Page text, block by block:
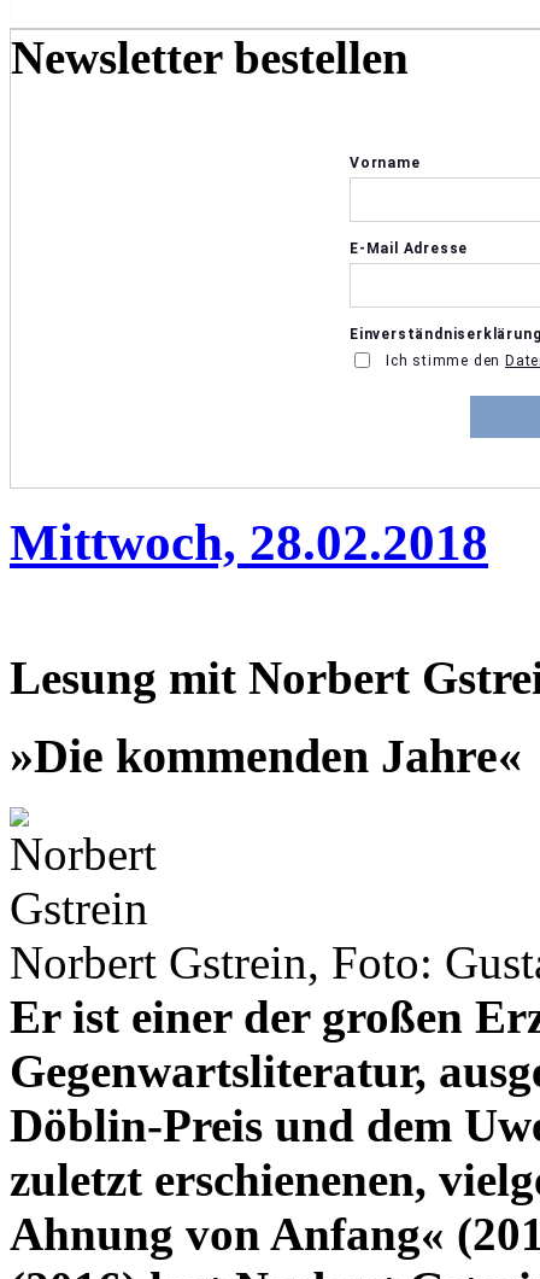
Newsletter bestellen
Mittwoch, 28.02.2018
Lesung mit Norbert
»Die kommenden Jahre«
Norbert Gstrein, Foto:
Er ist einer der großen
Gegenwartsliteratur,
Döblin-Preis und dem
zuletzt erschienenen,
Ahnung von Anfang«